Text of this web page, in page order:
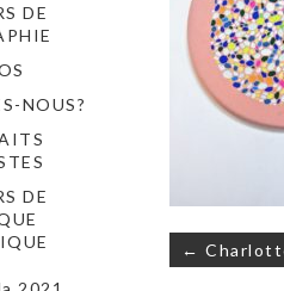
DE
NOUS?
DE
de
←